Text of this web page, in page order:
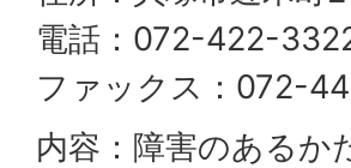
電話：072-422-
ファックス：072-
内容：障害のあるか